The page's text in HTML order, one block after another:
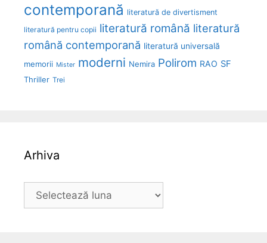
contemporană literatură de divertisment
literatură pentru copii literatură română literatură
română contemporană literatură universală
memorii Mister moderni Nemira Polirom RAO SF
Thriller Trei
Arhiva
Arhiva